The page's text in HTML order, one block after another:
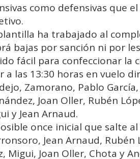
como defensivas que
ha trabajado al
bajas por sanción ni por
fácil para confeccionar la
a las 13:30 horas en vuelo
Zamorano, Pablo
Joan Oller, Rubén
y Jean Arnaud.
once inicial que salte
Jean Arnaud, Rubén
Migui, Joan Oller, Chota y